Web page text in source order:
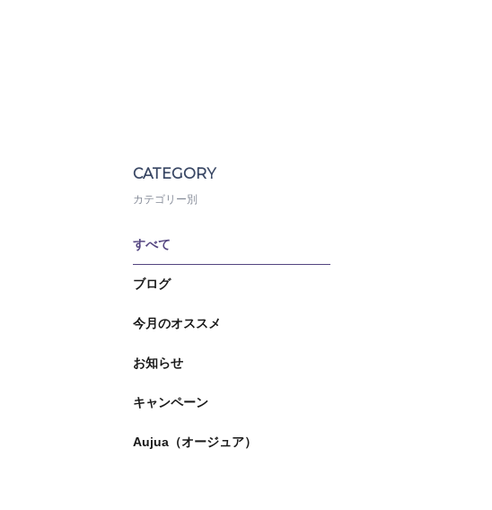
CATEGORY
カテゴリー別
すべて
ブログ
今月のオススメ
お知らせ
キャンペーン
Aujua（オージュア）